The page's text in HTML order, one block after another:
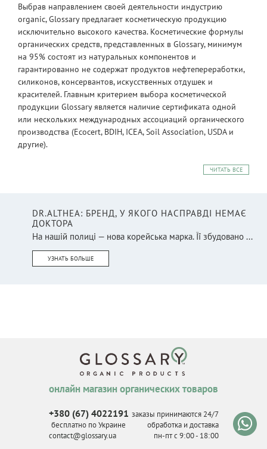
Выбрав направлением своей деятельности индустрию
organic, Glossary предлагает косметическую продукцию
исключительно высокого качества. Косметические формулы
органических средств, представленных в Glossary, минимум
на 95% состоят из натуральных компонентов и
гарантированно не содержат продуктов нефтепереработки,
силиконов, консервантов, искусственных отдушек и
красителей. Главным критерием выбора косметической
продукции Glossary является наличие сертификата одной
или нескольких международных ассоциаций органического
производства (Ecocert, BDIH, ICEA, Soil Association, USDA и
другие).
ЧИТАТЬ ВСЕ
DR.ALTHEA: БРЕНД, У ЯКОГО НАСПРАВДІ НЕМАЄ
ДОКТОРА
На нашій полиці — нова корейська марка. Її збудовано ...
УЗНАТЬ БОЛЬШЕ
онлайн магазин органических товаров
+380 (67) 4022191
бесплатно по Украине
contact@glossary.ua
заказы принимаются 24/7
обработка и доставка
пн-пт с 9:00 - 18:00